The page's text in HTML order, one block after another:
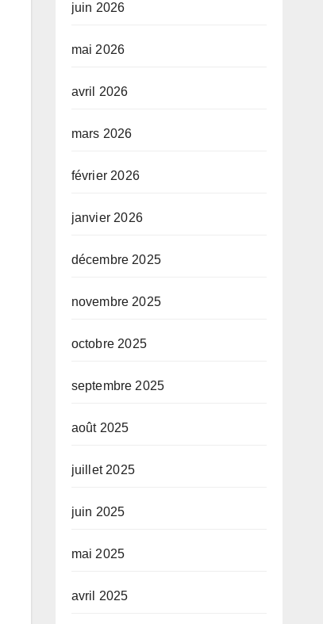
juin 2026
mai 2026
avril 2026
mars 2026
février 2026
janvier 2026
décembre 2025
novembre 2025
octobre 2025
septembre 2025
août 2025
juillet 2025
juin 2025
mai 2025
avril 2025